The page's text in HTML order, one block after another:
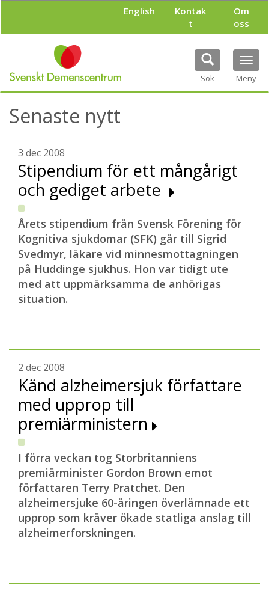
l
English
Kontak
t
Om
oss
Sök Meny
Senaste nytt
3 dec 2008
Stipendium för ett mångårigt
och gediget arbete
Årets stipendium från Svensk Förening för
Kognitiva sjukdomar (SFK) går till Sigrid
Svedmyr, läkare vid minnesmottagningen
på Huddinge sjukhus. Hon var tidigt ute
med att uppmärksamma de anhörigas
situation.
2 dec 2008
Känd alzheimersjuk författare
med upprop till
premiärministern
I förra veckan tog Storbritanniens
premiärminister Gordon Brown emot
författaren Terry Pratchet. Den
alzheimersjuke 60-åringen överlämnade ett
upprop som kräver ökade statliga anslag till
alzheimerforskningen.